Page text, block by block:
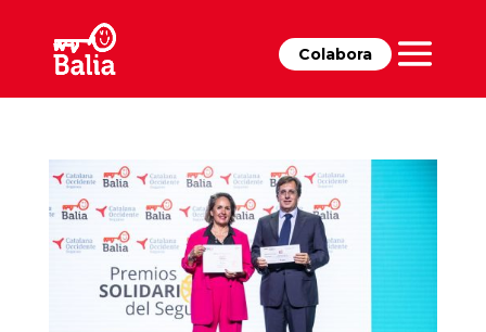
Colabora